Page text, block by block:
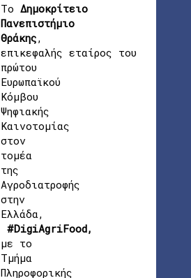
Το Δημοκρίτειο
Πανεπιστήμιο
Θράκης,
επικεφαλής εταίρος του
πρώτου
Ευρωπαϊκού
Κόμβου
Ψηφιακής
Καινοτομίας
στον
τομέα
της
Αγροδιατροφής
στην
Ελλάδα,
#DigiAgriFood,
με το
Τμήμα
Πληροφορικής